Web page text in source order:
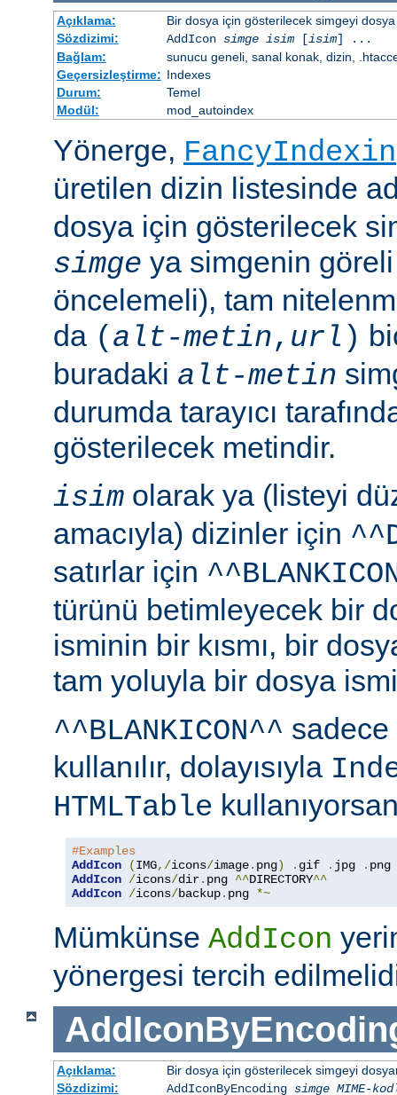
Açıklama:
Bir dosya için gösterilecek simgeyi
Sözdizimi:
AddIcon simge isim[isim] ...
Bağlam:
sunucu geneli, sanal konak, dizin,
Geçersizleştirme: Indexes
Durum:
Temel
Modül:
mod_autoindex
Yönerge,
üretilen dizin listesinde
dosya için gösterilecek
simge ya simgenin göreli
öncelemeli), tam
da ( alt-metin, url )
buradaki alt-metin
durumda tarayıcı
gösterilecek metindir.
isim olarak ya (listeyi
amacıyla) dizinler için
satırlar için
türünü betimleyecek bir
isminin bir kısmı, bir
tam yoluyla bir dosya
^^BLANKICON^^
kullanılır, dolayısıyla
HTMLTable
#Examples
AddIcon
(IMG,/icons/image. png) . gif . jpg .
AddIcon /icons/dir. png ^^DIRECTORY^^
AddIcon /icons/backup. png *~
Mümkünse AddIcon
yönergesi tercih
Açıklama:
Bir dosya için gösterilecek simgeyi
Sözdizimi:
AddIconByEncoding simge MIME-